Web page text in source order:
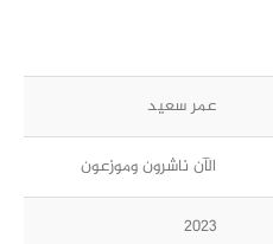
عمر سعيد
الآن ناشرون وموزعون
2023